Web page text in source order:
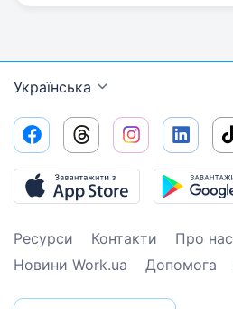
Українська
Ресурси Контакти Про нас
Новини Work.ua
Допомога